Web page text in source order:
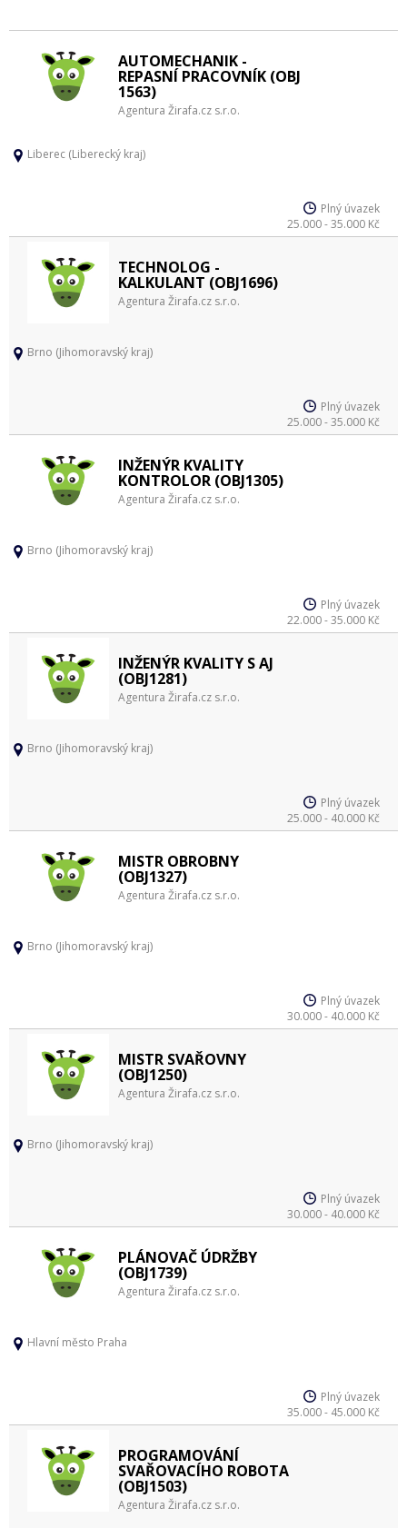
AUTOMECHANIK -
REPASNÍ PRACOVNÍK (OBJ
1563)
Agentura Žirafa.cz s.r.o.
Liberec (Liberecký kraj)
Plný úvazek
25.000 - 35.000 Kč
TECHNOLOG -
KALKULANT (OBJ1696)
Agentura Žirafa.cz s.r.o.
Brno (Jihomoravský kraj)
Plný úvazek
25.000 - 35.000 Kč
INŽENÝR KVALITY
KONTROLOR (OBJ1305)
Agentura Žirafa.cz s.r.o.
Brno (Jihomoravský kraj)
Plný úvazek
22.000 - 35.000 Kč
INŽENÝR KVALITY S AJ
(OBJ1281)
Agentura Žirafa.cz s.r.o.
Brno (Jihomoravský kraj)
Plný úvazek
25.000 - 40.000 Kč
MISTR OBROBNY
(OBJ1327)
Agentura Žirafa.cz s.r.o.
Brno (Jihomoravský kraj)
Plný úvazek
30.000 - 40.000 Kč
MISTR SVAŘOVNY
(OBJ1250)
Agentura Žirafa.cz s.r.o.
Brno (Jihomoravský kraj)
Plný úvazek
30.000 - 40.000 Kč
PLÁNOVAČ ÚDRŽBY
(OBJ1739)
Agentura Žirafa.cz s.r.o.
Hlavní město Praha
Plný úvazek
35.000 - 45.000 Kč
PROGRAMOVÁNÍ
SVAŘOVACÍHO ROBOTA
(OBJ1503)
Agentura Žirafa.cz s.r.o.